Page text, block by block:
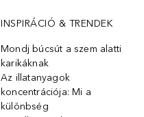
INSPIRÁCIÓ & TRENDEK
Mondj búcsút a szem alatti
karikáknak
Az illatanyagok
koncentrációja: Mi a
különbség